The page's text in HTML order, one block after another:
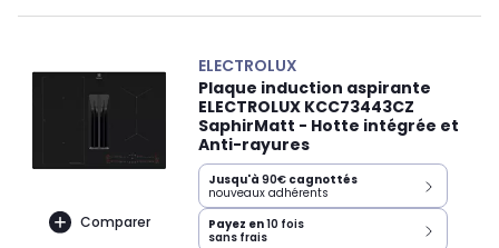
Comparer
ELECTROLUX
Plaque induction aspirante
ELECTROLUX KCC73443CZ
SaphirMatt - Hotte intégrée et
Anti-rayures
Jusqu'à 90€ cagnottés
nouveaux adhérents
Payez en10 fois
sans frais